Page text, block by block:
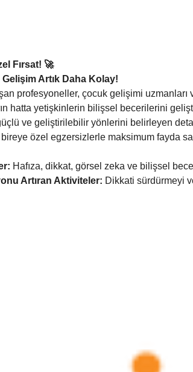
Fırsat! 🚀
Artık Daha Kolay!
profesyoneller, çocuk gelişimi
hatta yetişkinlerin bilişsel becerilerini
ve geliştirilebilir yönlerini belirleyen
özel egzersizlerle maksimum fayda
Hafıza, dikkat, görsel zeka ve bilişsel
Artıran Aktiviteler: Dikkati sürdürmeyi